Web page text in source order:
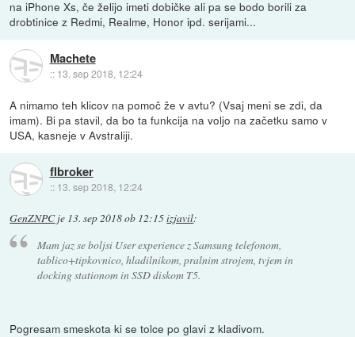
na iPhone Xs, če želijo imeti dobičke ali pa se bodo borili za
drobtinice z Redmi, Realme, Honor ipd. serijami...
Machete
:: 13. sep 2018, 12:24
A nimamo teh klicov na pomoč že v avtu? (Vsaj meni se zdi, da
imam). Bi pa stavil, da bo ta funkcija na voljo na začetku samo v
USA, kasneje v Avstraliji.
flbroker
:: 13. sep 2018, 12:24
GenZNPCje 13. sep 2018 ob 12:15izjavil:
Mam jaz se boljsi User experience z Samsung telefonom,
tablico+tipkovnico, hladilnikom, pralnim strojem, tvjem in
docking stationom in SSD diskom T5.
Pogresam smeskota ki se tolce po glavi z kladivom.